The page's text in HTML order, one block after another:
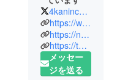
4kaninchen4
https://www.kaninchen.tokyo/
https://note.com/4kaninchen4
https://twitter.com/4kaninchen4
メッセー
ジを送る